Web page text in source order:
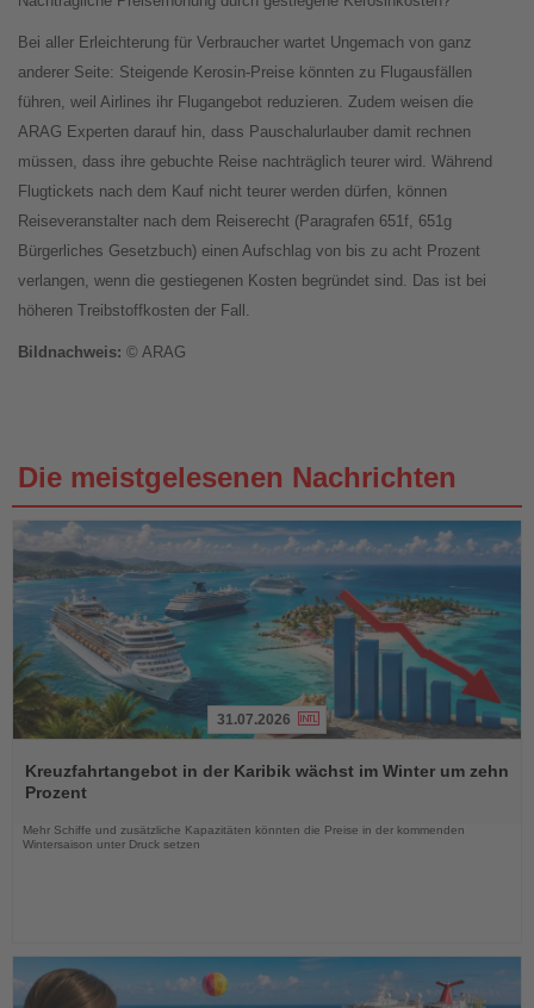
Bei aller Erleichterung für Verbraucher wartet Ungemach von ganz
anderer Seite: Steigende Kerosin-Preise könnten zu Flugausfällen
führen, weil Airlines ihr Flugangebot reduzieren. Zudem weisen die
ARAG Experten darauf hin, dass Pauschalurlauber damit rechnen
müssen, dass ihre gebuchte Reise nachträglich teurer wird. Während
Flugtickets nach dem Kauf nicht teurer werden dürfen, können
Reiseveranstalter nach dem Reiserecht (Paragrafen 651f, 651g
Bürgerliches Gesetzbuch) einen Aufschlag von bis zu acht Prozent
verlangen, wenn die gestiegenen Kosten begründet sind. Das ist bei
höheren Treibstoffkosten der Fall.
Bildnachweis: © ARAG
Die meistgelesenen Nachrichten
Sie
die
31.07.2026
Kreuzfahrtangebot in der Karibik wächst im Winter um zehn
Prozent
Mehr Schiffe und zusätzliche Kapazitäten könnten die Preise in der kommenden
Wintersaison unter Druck setzen